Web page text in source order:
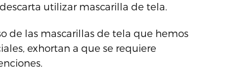
utilizar mascarilla de tela.
de las mascarillas de tela que hemos
exhortan a que se requiere